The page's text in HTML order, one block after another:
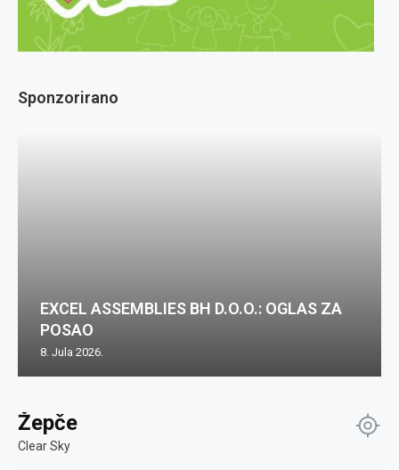
Žepče
Clear Sky
Sponzorirano
EXCEL ASSEMBLIES BH D.O.O.: OGLAS ZA
POSAO
8. Jula 2026.